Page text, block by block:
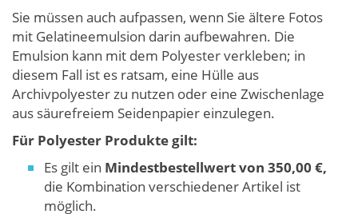
Sie müssen auch aufpassen, wenn Sie ältere Fotos
mit Gelatineemulsion darin aufbewahren. Die
Emulsion kann mit dem Polyester verkleben; in
diesem Fall ist es ratsam, eine Hülle aus
Archivpolyester zu nutzen oder eine Zwischenlage
aus säurefreiem Seidenpapier einzulegen.
Für Polyester Produkte gilt:
Es gilt ein Mindestbestellwert von 350,00 €,
die Kombination verschiedener Artikel ist
möglich.